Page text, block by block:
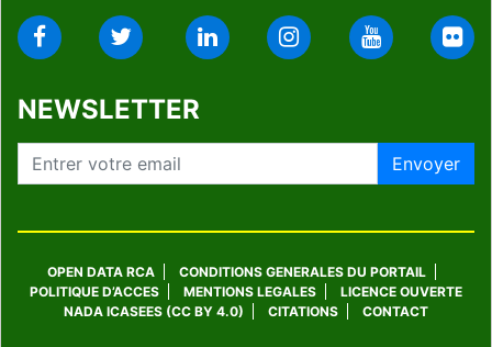
facebooktwitter linkedininstagramyoutube
NEWSLETTER
Envoyer
OPEN DATA RCA
CONDITIONS GENERALES DU PORTAIL
POLITIQUE D’ACCES
MENTIONS LEGALES
LICENCE OUVERTE
NADA ICASEES (CC BY 4.0)
CITATIONS CONTACT